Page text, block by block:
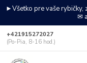
►Všetko pre vaše
✉
+421915272027
(Po-Pia, 8-16 hod.)